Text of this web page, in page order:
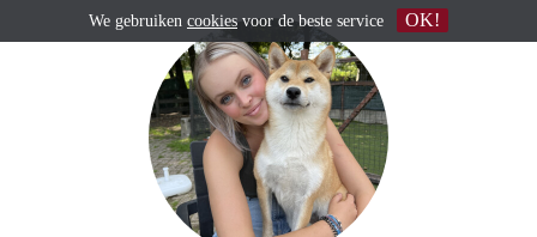
We gebruiken cookiesvoor de beste service OK!